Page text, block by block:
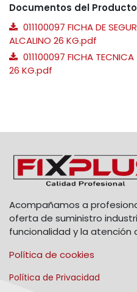
Documentos del
011100097 FICHA DE
ALCALINO 26 KG.pdf
011100097 FICHA
26 KG.pdf
Acompañamos a
oferta de suministro
funcionalidad y la atención
Política de cookies
Política de Privacidad